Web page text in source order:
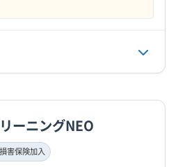
ーニングNEO
害保険加入